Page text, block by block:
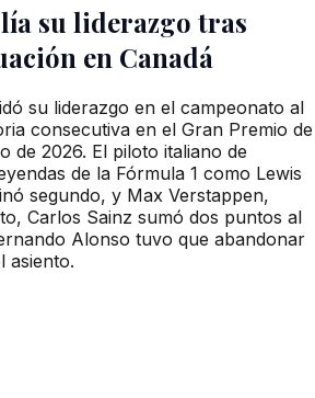
su liderazgo tras
en Canadá
su liderazgo en el campeonato al
consecutiva en el Gran Premio de
de 2026. El piloto italiano de
de la Fórmula 1 como Lewis
segundo, y Max Verstappen,
Carlos Sainz sumó dos puntos al
Alonso tuvo que abandonar
asiento.